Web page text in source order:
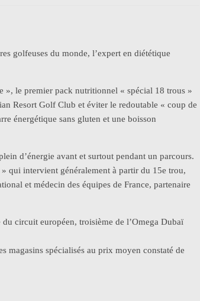
golfeuses du monde, l’expert en diététique
», le premier pack nutritionnel « spécial 18 trous »
Resort Golf Club et éviter le redoutable « coup de
énergétique sans gluten et une boisson
d’énergie avant et surtout pendant un parcours.
qui intervient généralement à partir du 15e trou,
et médecin des équipes de France, partenaire
circuit européen, troisième de l’Omega Dubaï
magasins spécialisés au prix moyen constaté de